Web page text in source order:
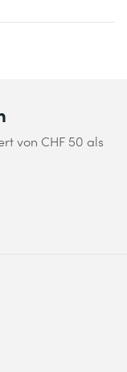
von CHF 50 als